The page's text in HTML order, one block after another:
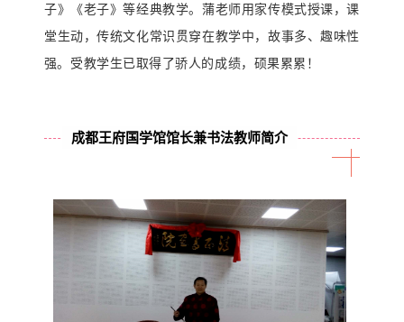
子》《老子》等经典教学。蒲老师用家传模式授课，课
堂生动，传统文化常识贯穿在教学中，故事多、趣味性
强。受教学生已取得了骄人的成绩，硕果累累！
成都王府国学馆馆长兼书法教师简介